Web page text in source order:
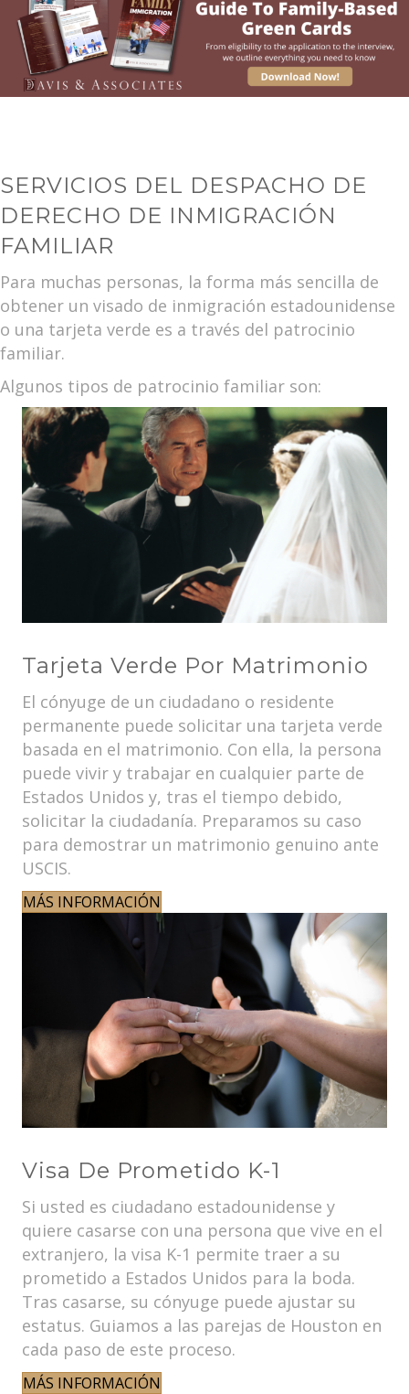
SERVICIOS DEL DESPACHO DE
DERECHO DE INMIGRACIÓN
FAMILIAR
Para muchas personas, la forma más sencilla de
obtener un visado de inmigración estadounidense
o una tarjeta verde es a través del patrocinio
familiar.
Algunos tipos de patrocinio familiar son:
Tarjeta Verde Por Matrimonio
El cónyuge de un ciudadano o residente
permanente puede solicitar una tarjeta verde
basada en el matrimonio. Con ella, la persona
puede vivir y trabajar en cualquier parte de
Estados Unidos y, tras el tiempo debido,
solicitar la ciudadanía. Preparamos su caso
para demostrar un matrimonio genuino ante
USCIS.
MÁS INFORMACIÓN
Visa De Prometido K-1
Si usted es ciudadano estadounidense y
quiere casarse con una persona que vive en el
extranjero, la visa K-1 permite traer a su
prometido a Estados Unidos para la boda.
Tras casarse, su cónyuge puede ajustar su
estatus. Guiamos a las parejas de Houston en
cada paso de este proceso.
MÁS INFORMACIÓN